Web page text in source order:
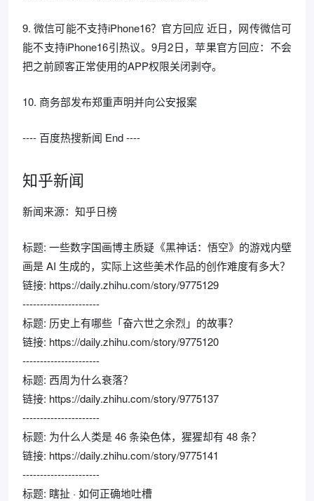
9. 微信可能不支持iPhone16？官方回应 近日，网传微信可
能不支持iPhone16引热议。9月2日，苹果官方回应：不会
把之前顾客正常使用的APP权限关闭剥夺。
10. 商务部发布郑重声明并向公安报案
---- 百度热搜新闻 End ----
知乎新闻
新闻来源：知乎日榜
标题: 一些数字国画博主质疑《黑神话：悟空》的游戏内壁
画是 AI 生成的，实际上这些美术作品的创作难度有多大？
链接: https://daily.zhihu.com/story/9775129
----------------------
标题: 历史上有哪些「奋六世之余烈」的故事？
链接: https://daily.zhihu.com/story/9775120
----------------------
标题: 西周为什么衰落？
链接: https://daily.zhihu.com/story/9775137
----------------------
标题: 为什么人类是 46 条染色体，猩猩却有 48 条？
链接: https://daily.zhihu.com/story/9775141
----------------------
标题: 瞎扯 · 如何正确地吐槽